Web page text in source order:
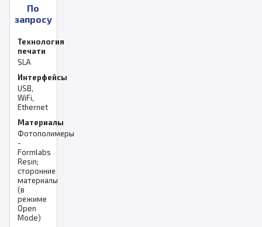
По
запросу
Технология
печати
SLA
Интерфейсы
USB,
WiFi,
Ethernet
Материалы
Фотополимеры
-
Formlabs
Resin;
сторонние
материалы
(в
режиме
Open
Mode)